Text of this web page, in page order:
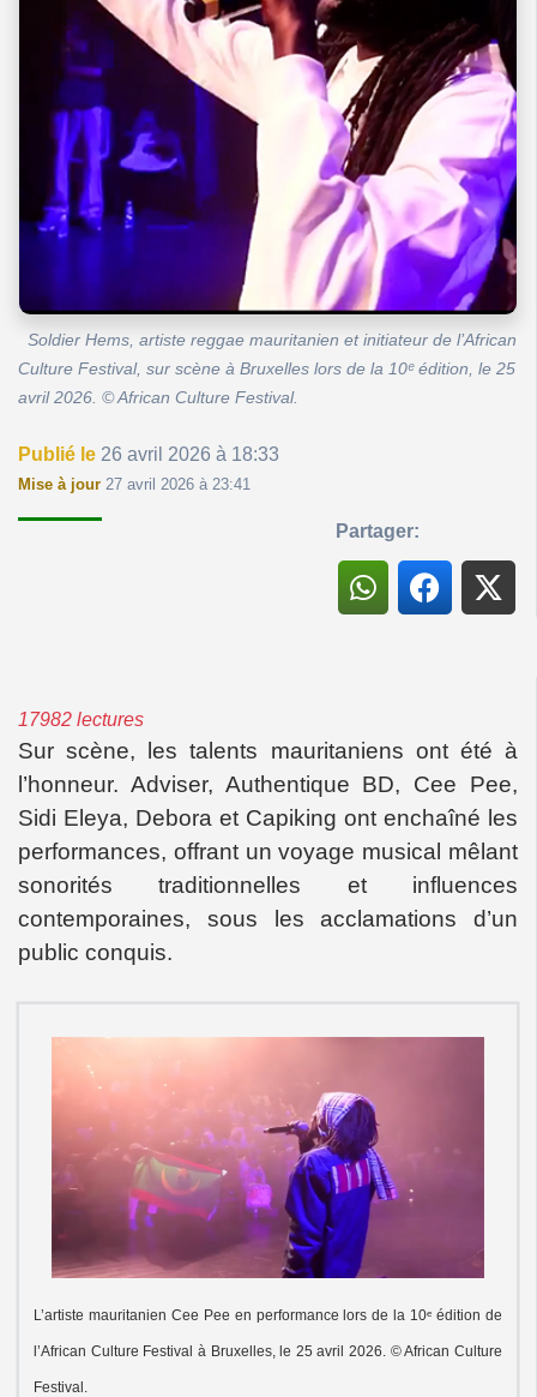
Soldier Hems, artiste reggae mauritanien et initiateur de l’African
Culture Festival, sur scène à Bruxelles lors de la 10ᵉ édition, le 25
avril 2026. © African Culture Festival.
Publié le 26 avril 2026 à 18:33
Mise à jour 27 avril 2026 à 23:41
Partager:
17982 lectures
Sur scène, les talents mauritaniens ont été à
l’honneur. Adviser, Authentique BD, Cee Pee,
Sidi Eleya, Debora et Capiking ont enchaîné les
performances, offrant un voyage musical mêlant
sonorités traditionnelles et influences
contemporaines, sous les acclamations d’un
public conquis.
L’artiste mauritanien Cee Pee en performance lors de la 10ᵉ édition de
l’African Culture Festival à Bruxelles, le 25 avril 2026. © African Culture
Festival.